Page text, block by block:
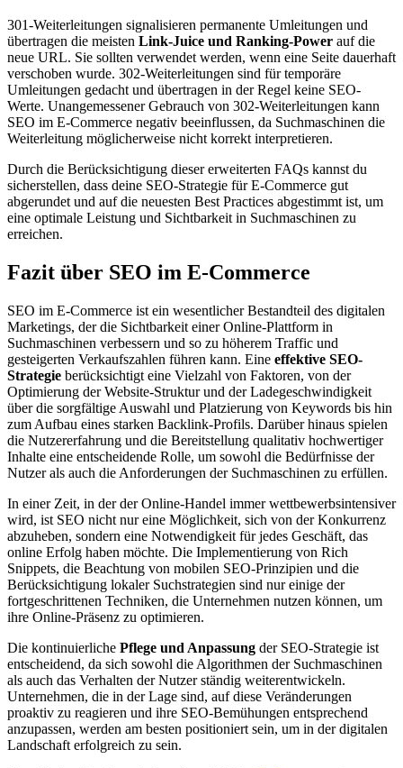
301-Weiterleitungen signalisieren permanente Umleitungen und
übertragen die meisten Link-Juice und Ranking-Power auf die
neue URL. Sie sollten verwendet werden, wenn eine Seite dauerhaft
verschoben wurde. 302-Weiterleitungen sind für temporäre
Umleitungen gedacht und übertragen in der Regel keine SEO-
Werte. Unangemessener Gebrauch von 302-Weiterleitungen kann
SEO im E-Commerce negativ beeinflussen, da Suchmaschinen die
Weiterleitung möglicherweise nicht korrekt interpretieren.
Durch die Berücksichtigung dieser erweiterten FAQs kannst du
sicherstellen, dass deine SEO-Strategie für E-Commerce gut
abgerundet und auf die neuesten Best Practices abgestimmt ist, um
eine optimale Leistung und Sichtbarkeit in Suchmaschinen zu
erreichen.
Fazit über SEO im E-Commerce
SEO im E-Commerce ist ein wesentlicher Bestandteil des digitalen
Marketings, der die Sichtbarkeit einer Online-Plattform in
Suchmaschinen verbessern und so zu höherem Traffic und
gesteigerten Verkaufszahlen führen kann. Eine effektive SEO-
Strategie berücksichtigt eine Vielzahl von Faktoren, von der
Optimierung der Website-Struktur und der Ladegeschwindigkeit
über die sorgfältige Auswahl und Platzierung von Keywords bis hin
zum Aufbau eines starken Backlink-Profils. Darüber hinaus spielen
die Nutzererfahrung und die Bereitstellung qualitativ hochwertiger
Inhalte eine entscheidende Rolle, um sowohl die Bedürfnisse der
Nutzer als auch die Anforderungen der Suchmaschinen zu erfüllen.
In einer Zeit, in der der Online-Handel immer wettbewerbsintensiver
wird, ist SEO nicht nur eine Möglichkeit, sich von der Konkurrenz
abzuheben, sondern eine Notwendigkeit für jedes Geschäft, das
online Erfolg haben möchte. Die Implementierung von Rich
Snippets, die Beachtung von mobilen SEO-Prinzipien und die
Berücksichtigung lokaler Suchstrategien sind nur einige der
fortgeschrittenen Techniken, die Unternehmen nutzen können, um
ihre Online-Präsenz zu optimieren.
Die kontinuierliche Pflege und Anpassung der SEO-Strategie ist
entscheidend, da sich sowohl die Algorithmen der Suchmaschinen
als auch das Verhalten der Nutzer ständig weiterentwickeln.
Unternehmen, die in der Lage sind, auf diese Veränderungen
proaktiv zu reagieren und ihre SEO-Bemühungen entsprechend
anzupassen, werden am besten positioniert sein, um in der digitalen
Landschaft erfolgreich zu sein.